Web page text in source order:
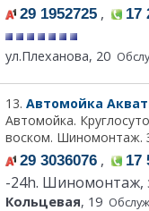
29 1952725 , 17
ул.Плеханова, 20
13. Автомойка
Автомойка.
воском. Шиномонтаж.
29 3036076 , 17
-24h. Шиномонтаж,
Кольцевая, 19